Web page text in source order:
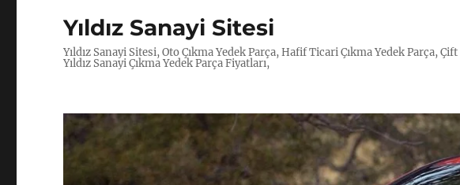
Yıldız Sanayi Sitesi
Yıldız Sanayi Sitesi, Oto Çıkma Yedek Parça, Hafif Ticari Çıkma Yedek Parça,
Yıldız Sanayi Çıkma Yedek Parça Fiyatları,